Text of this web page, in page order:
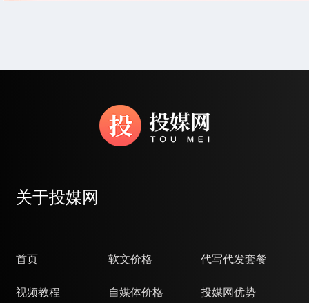
关于投媒网
首页 软文价格 代写代发套餐
视频教程 自媒体价格 投媒网优势